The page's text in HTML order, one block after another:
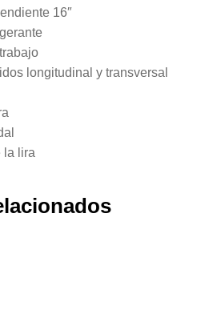
16″
longitudinal y transversal
la lira